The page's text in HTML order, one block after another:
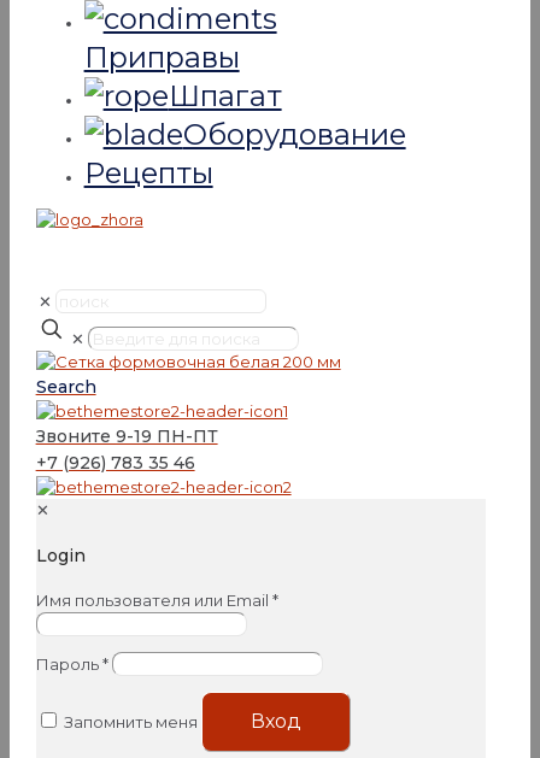
Приправы
Шпагат
Оборудование
Рецепты
✕
✕
Search
Звоните 9-19 ПН-ПТ
+7 (926) 783 35 46
✕
Login
Имя пользователя или Email *
Пароль*
Запомнить меня Вход